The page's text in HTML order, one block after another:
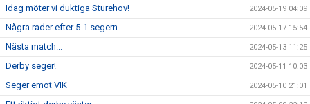
Idag möter vi duktiga Sturehov! 2024-05-19 04:09
Några rader efter 5-1 segern 2024-05-17 15:54
Nästa match... 2024-05-13 11:25
Derby seger! 2024-05-11 10:03
Seger emot VIK 2024-05-10 21:01